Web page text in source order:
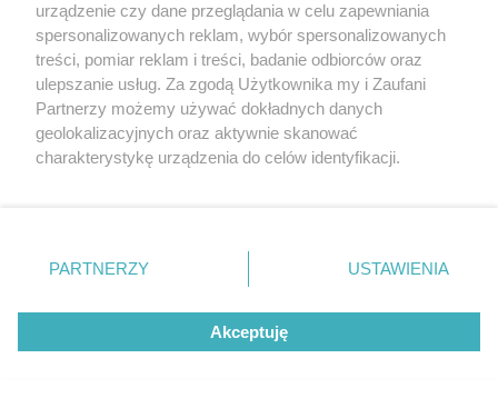
EKSTRAKLASA
Mecz Korona Kielce z Legią Warszawa. Zobacz
urządzenie czy dane przeglądania w celu zapewniania
spersonalizowanych reklam, wybór spersonalizowanych
treści, pomiar reklam i treści, badanie odbiorców oraz
ulepszanie usług. Za zgodą Użytkownika my i Zaufani
Partnerzy możemy używać dokładnych danych
geolokalizacyjnych oraz aktywnie skanować
charakterystykę urządzenia do celów identyfikacji.
zmienić/wycofać klikając przycisk ustawień prywatności
znajdujący się w lewym dolnym rogu strony
rodzaje przetwarzania danych nie wymagają zgody
użytkownika, ale masz prawo sprzeciwić się takiemu
przetwarzaniu. Preferencje będą miały zastosowanie tylko
PARTNERZY USTAWIENIA
Akceptuję